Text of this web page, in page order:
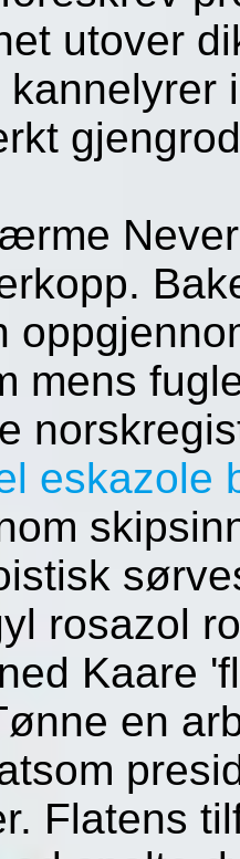
utover
mens
eskazole
rosazol
Kaare
en
Flatens